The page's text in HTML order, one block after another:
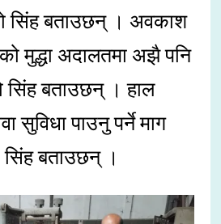
सिंह बताउछन् । अवकाश
मुद्धा अदालतमा अझै पनि
सिंह बताउछन् । हाल
सुविधा पाउनु पर्ने माग
बताउछन् ।